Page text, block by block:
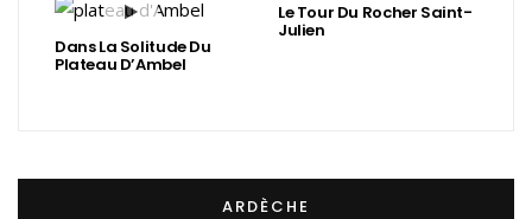
Dans La Solitude Du
Plateau D’Ambel
Le Tour Du Rocher Saint-
Julien
ARDÈCHE